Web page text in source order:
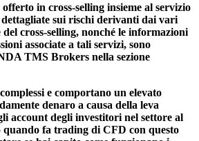
in cross-selling insieme al servizio
sui rischi derivanti dai vari
cross-selling, nonché le informazioni
associate a tali servizi, sono
TMS Brokers nella sezione
e comportano un elevato
denaro a causa della leva
account degli investitori nel settore al
quando fa trading di CFD con questo